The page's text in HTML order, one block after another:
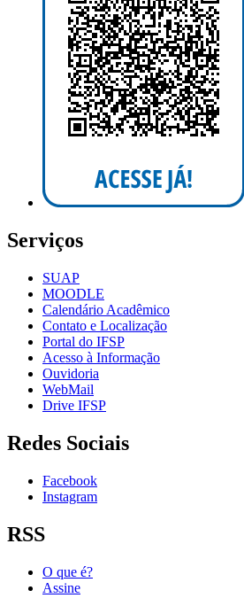
Serviços
SUAP
MOODLE
Calendário Acadêmico
Contato e Localização
Portal do IFSP
Acesso à Informação
Ouvidoria
WebMail
Drive IFSP
Redes Sociais
Facebook
Instagram
RSS
O que é?
Assine